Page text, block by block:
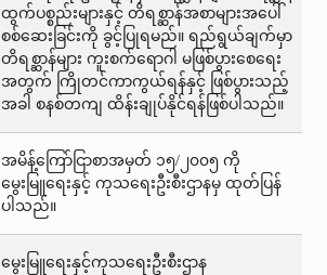
ထွက်ပစ္စည်းများနှင့် တိရစ္ဆာန်အစာများအပေါ်
စစ်ဆေးခြင်းကို ခွင့်ပြုရမည်။ ရည်ရွယ်ချက်မှာ
တိရစ္ဆာန်များ ကူးစက်ရောဂါ မဖြစ်ပွားစေရေး
အတွက် ကြိုတင်ကာကွယ်ရန်နှင့် ဖြစ်ပွားသည့်
အခါ စနစ်တကျ ထိန်းချုပ်နိုင်ရန်ဖြစ်ပါသည်။
အမိန့်ကြော်ငြာစာအမှတ် ၁၅/၂၀၀၅ ကို
မွေးမြူရေးနှင့် ကုသရေးဦးစီးဌာနမှ ထုတ်ပြန်
ပါသည်။
မွေးမြူရေးနှင့်ကုသရေးဦးစီးဌာန